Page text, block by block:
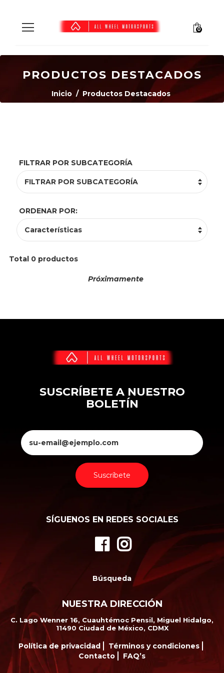
0
PRODUCTOS DESTACADOS
Inicio / Productos Destacados
FILTRAR POR SUBCATEGORÍA
ORDENAR POR:
Total 0 productos
Próximamente
SUSCRÍBETE A NUESTRO
BOLETÍN
Suscríbete
SÍGUENOS EN REDES SOCIALES
Búsqueda
NUESTRA DIRECCIÓN
C. Lago Wenner 16, Cuauhtémoc Pensil, Miguel Hidalgo,
11490 Ciudad de México, CDMX
Política de privacidad
Términos y condiciones
Contacto
FAQ’s